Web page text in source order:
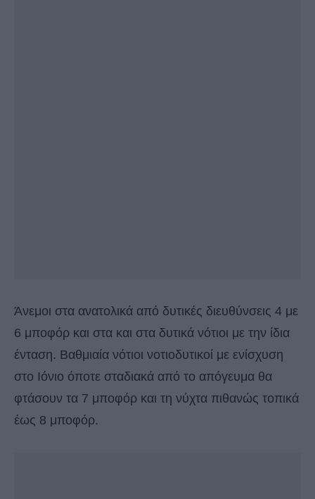
Άνεμοι στα ανατολικά από δυτικές διευθύνσεις 4 με
6 μποφόρ και στα και στα δυτικά νότιοι με την ίδια
ένταση. Βαθμιαία νότιοι νοτιοδυτικοί με ενίσχυση
στο Ιόνιο όποτε σταδιακά από το απόγευμα θα
φτάσουν τα 7 μποφόρ και τη νύχτα πιθανώς τοπικά
έως 8 μποφόρ.